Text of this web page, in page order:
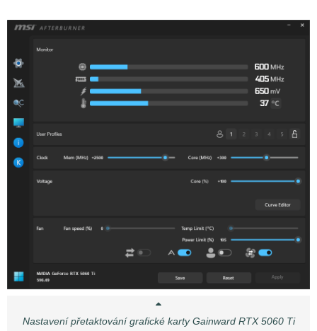
Nastavení přetaktování grafické karty Gainward RTX 5060 Ti